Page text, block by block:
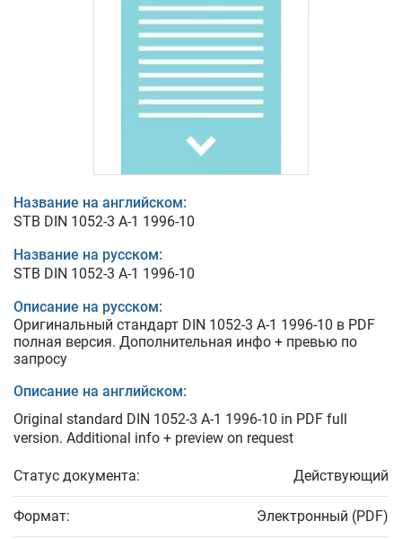
Название на английском:
STB DIN 1052-3 A-1 1996-10
Название на русском:
STB DIN 1052-3 A-1 1996-10
Описание на русском:
Оригинальный стандарт DIN 1052-3 A-1 1996-10 в PDF
полная версия. Дополнительная инфо + превью по
запросу
Описание на английском:
Original standard DIN 1052-3 A-1 1996-10 in PDF full
version. Additional info + preview on request
Статус документа: Действующий
Формат: Электронный (PDF)